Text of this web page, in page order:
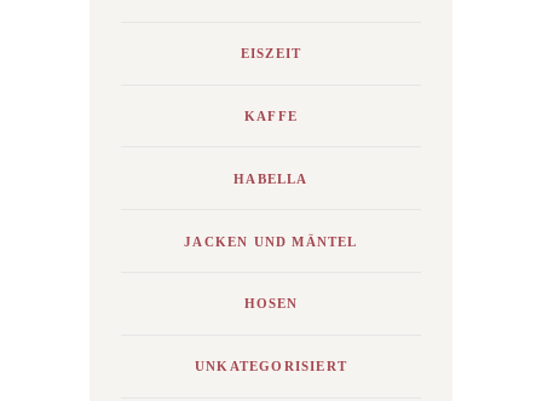
EISZEIT
KAFFE
HABELLA
JACKEN UND MÄNTEL
HOSEN
UNKATEGORISIERT